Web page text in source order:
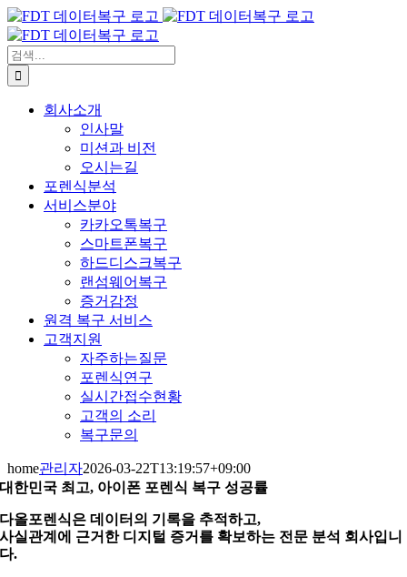
콘
텐
츠
로
건
검
색:
회사소개
인사말
미션과 비전
오시는길
포렌식분석
서비스분야
카카오톡복구
스마트폰복구
하드디스크복구
랜섬웨어복구
증거감정
원격 복구 서비스
고객지원
자주하는질문
포렌식연구
실시간접수현황
고객의 소리
복구문의
home관리자2026-03-22T13:19:57+09:00
대한민국 최고, 아이폰 포렌식 복구 성공률
다올포렌식은 데이터의 기록을 추적하고,
사실관계에 근거한 디지털 증거를 확보하는 전문 분석 회사입니
다.